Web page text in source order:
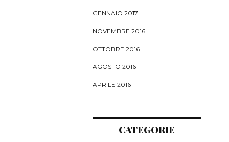
GENNAIO 2017
NOVEMBRE 2016
OTTOBRE 2016
AGOSTO 2016
APRILE 2016
CATEGORIE